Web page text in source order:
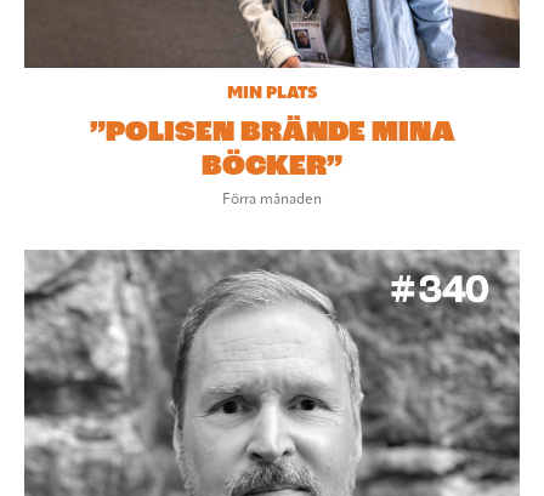
MIN PLATS
”POLISEN BRÄNDE MINA
BÖCKER”
Förra månaden